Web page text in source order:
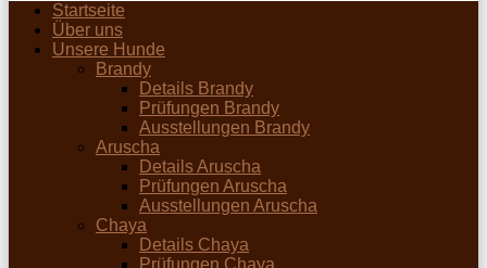
Startseite
Über uns
Unsere Hunde
Brandy
Details Brandy
Prüfungen Brandy
Ausstellungen Brandy
Aruscha
Details Aruscha
Prüfungen Aruscha
Ausstellungen Aruscha
Chaya
Details Chaya
Prüfungen Chaya